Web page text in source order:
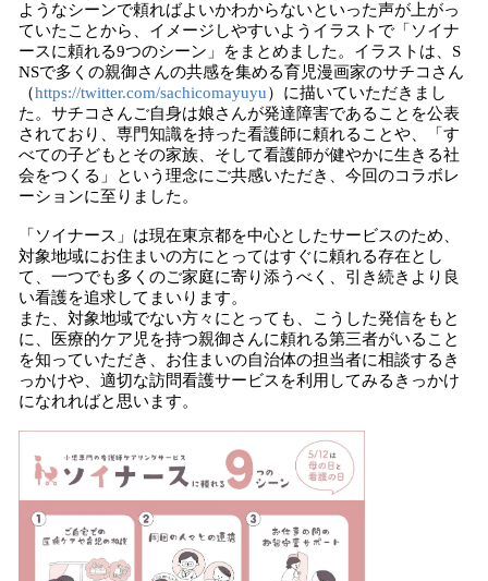
ようなシーンで頼ればよいかわからないといった声が上がっ
ていたことから、イメージしやすいようイラストで「ソイナ
ースに頼れる9つのシーン」をまとめました。イラストは、S
NSで多くの親御さんの共感を集める育児漫画家のサチコさん
（https://twitter.com/sachicomayuyu）に描いていただきまし
た。サチコさんご自身は娘さんが発達障害であることを公表
されており、専門知識を持った看護師に頼れることや、「す
べての子どもとその家族、そして看護師が健やかに生きる社
会をつくる」という理念にご共感いただき、今回のコラボレ
ーションに至りました。
「ソイナース」は現在東京都を中心としたサービスのため、
対象地域にお住まいの方にとってはすぐに頼れる存在とし
て、一つでも多くのご家庭に寄り添うべく、引き続きより良
い看護を追求してまいります。
また、対象地域でない方々にとっても、こうした発信をもと
に、医療的ケア児を持つ親御さんに頼れる第三者がいること
を知っていただき、お住まいの自治体の担当者に相談するき
っかけや、適切な訪問看護サービスを利用してみるきっかけ
になれればと思います。